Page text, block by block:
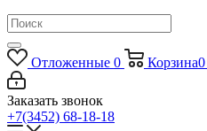
Отложенные 0 Корзина0
Заказать звонок
+7(3452) 68-18-18